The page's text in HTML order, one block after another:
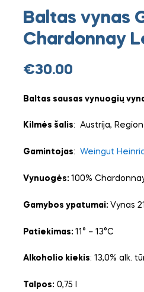
Baltas vynas
Chardonnay
€30.00
Baltas sausas vynuogių
Kilmės šalis: Austrija,
Gamintojas: Weingut
Vynuogės: 100%
Gamybos ypatumai: Vynas
Patiekimas: 11° – 13°C
Alkoholio kiekis: 13,0% alk.
Talpos: 0,75 l